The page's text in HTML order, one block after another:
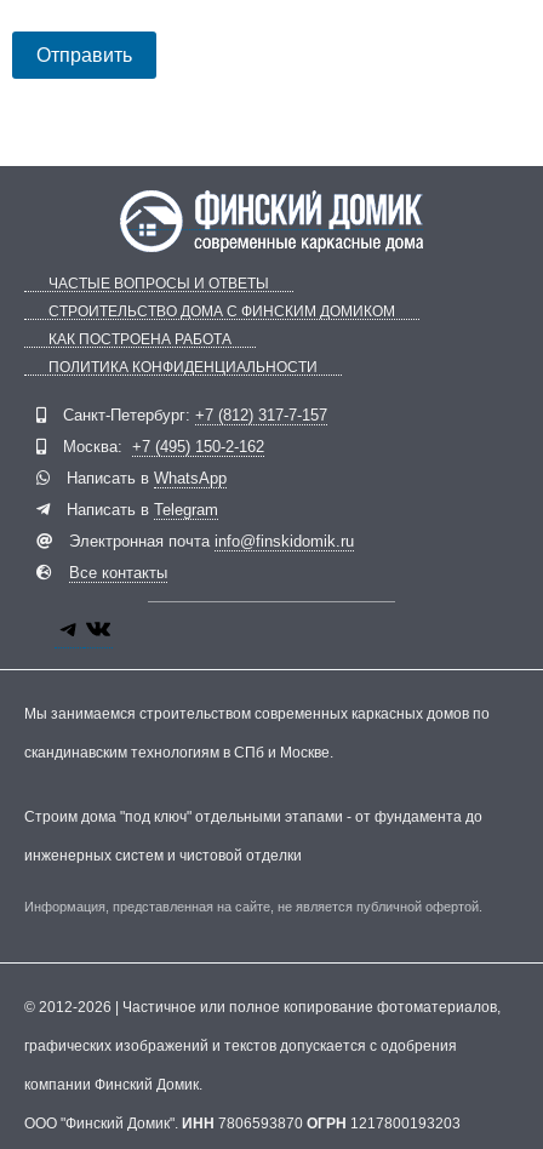
ЧАСТЫЕ ВОПРОСЫ И ОТВЕТЫ
СТРОИТЕЛЬСТВО ДОМА С ФИНСКИМ ДОМИКОМ
КАК ПОСТРОЕНА РАБОТА
ПОЛИТИКА КОНФИДЕНЦИАЛЬНОСТИ
Санкт-Петербург: +7 (812) 317-7-157
Москва: +7 (495) 150-2-162
Написать в WhatsApp
Написать в Telegram
Электронная почта info@finskidomik.ru
Все контакты
Telegram
ВКонтакте
Мы занимаемся строительством современных каркасных домов по
скандинавским технологиям в СПб и Москве.
Строим дома "под ключ" отдельными этапами - от фундамента до
инженерных систем и чистовой отделки
Информация, представленная на сайте, не является публичной офертой.
© 2012-2026 | Частичное или полное копирование фотоматериалов,
графических изображений и текстов допускается с одобрения
компании Финский Домик.
ООО "Финский Домик". ИНН 7806593870 ОГРН 1217800193203